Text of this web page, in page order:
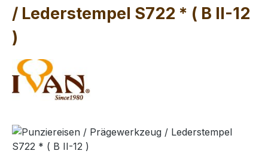
/ Lederstempel S722 * ( B II-12
)
Bildergalerie überspringen